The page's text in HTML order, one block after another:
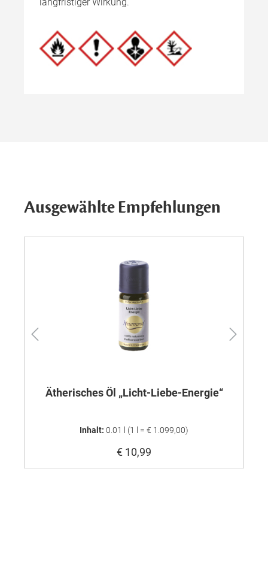
Ausgewählte Empfehlungen
Ätherisches Öl „Licht-Liebe-Energie“
Inhalt: 0.01 l (1 l = € 1.099,00)
€ 10,99